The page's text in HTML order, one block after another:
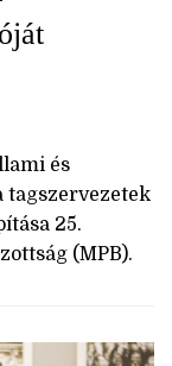
és
tagszervezetek
25.
(MPB).